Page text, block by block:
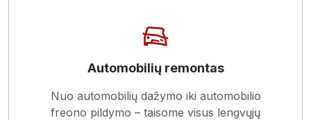
Automobilių remontas
Nuo automobilių dažymo iki automobilio
freono pildymo – taisome visus lengvųjų